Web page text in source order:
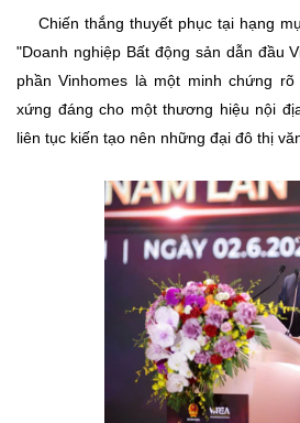
​Chiến thắng thuyết phục tại hạng
"Doanh nghiệp Bất động sản dẫn đầu
phần Vinhomes là một minh chứng
xứng đáng cho một thương hiệu nội
liên tục kiến tạo nên những đại đô thị